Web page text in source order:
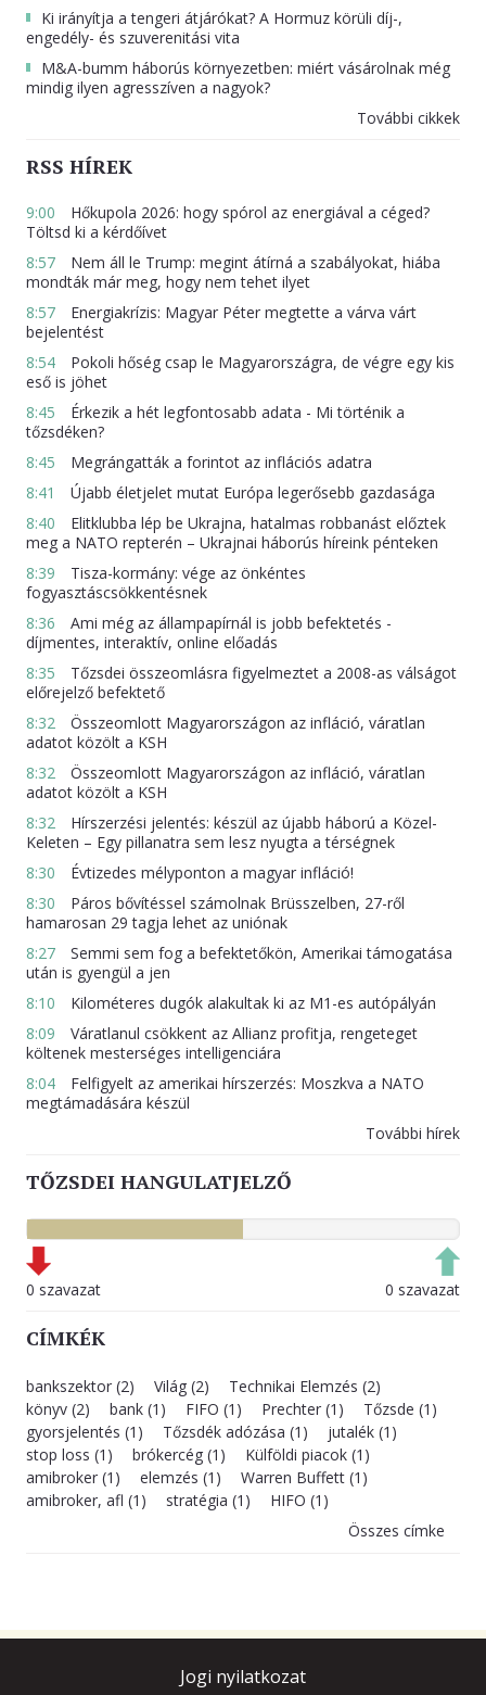
Ki irányítja a tengeri átjárókat? A Hormuz körüli díj-,
engedély- és szuverenitási vita
M&A-bumm háborús környezetben: miért vásárolnak még
mindig ilyen agresszíven a nagyok?
További cikkek
RSS HÍREK
9:00
Hőkupola 2026: hogy spórol az energiával a céged?
Töltsd ki a kérdőívet
8:57
Nem áll le Trump: megint átírná a szabályokat, hiába
mondták már meg, hogy nem tehet ilyet
8:57
Energiakrízis: Magyar Péter megtette a várva várt
bejelentést
8:54
Pokoli hőség csap le Magyarországra, de végre egy kis
eső is jöhet
8:45
Érkezik a hét legfontosabb adata - Mi történik a
tőzsdéken?
8:45
Megrángatták a forintot az inflációs adatra
8:41
Újabb életjelet mutat Európa legerősebb gazdasága
8:40
Elitklubba lép be Ukrajna, hatalmas robbanást előztek
meg a NATO repterén – Ukrajnai háborús híreink pénteken
8:39
Tisza-kormány: vége az önkéntes
fogyasztáscsökkentésnek
8:36
Ami még az állampapírnál is jobb befektetés -
díjmentes, interaktív, online előadás
8:35
Tőzsdei összeomlásra figyelmeztet a 2008-as válságot
előrejelző befektető
8:32
Összeomlott Magyarországon az infláció, váratlan
adatot közölt a KSH
8:32
Összeomlott Magyarországon az infláció, váratlan
adatot közölt a KSH
8:32
Hírszerzési jelentés: készül az újabb háború a Közel-
Keleten – Egy pillanatra sem lesz nyugta a térségnek
8:30
Évtizedes mélyponton a magyar infláció!
8:30
Páros bővítéssel számolnak Brüsszelben, 27-ről
hamarosan 29 tagja lehet az uniónak
8:27
Semmi sem fog a befektetőkön, Amerikai támogatása
után is gyengül a jen
8:10
Kilométeres dugók alakultak ki az M1-es autópályán
8:09
Váratlanul csökkent az Allianz profitja, rengeteget
költenek mesterséges intelligenciára
8:04
Felfigyelt az amerikai hírszerzés: Moszkva a NATO
megtámadására készül
További hírek
TŐZSDEI HANGULATJELZŐ
0 szavazat 0 szavazat
CÍMKÉK
bankszektor (2) Világ (2)
Technikai Elemzés (2)
könyv (2)
bank (1) FIFO (1) Prechter (1)
Tőzsde (1)
gyorsjelentés (1)
Tőzsdék adózása (1)
jutalék (1)
stop loss (1)
brókercég (1)
Külföldi piacok (1)
amibroker (1)
elemzés (1)
Warren Buffett (1)
amibroker, afl (1)
stratégia (1)
HIFO (1)
Összes címke
Jogi nyilatkozat